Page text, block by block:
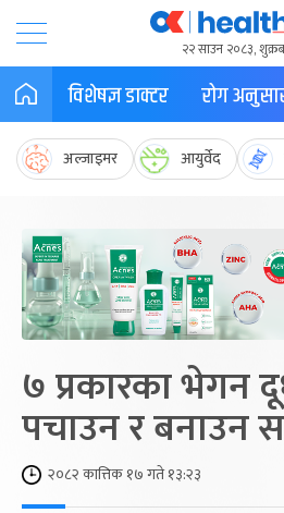
२२ साउन २०८३,
विशेषज्ञ डाक्टर रोग
अल्जाइमर आयुर्वेद
७ प्रकारका भेगन
पचाउन र बनाउन
२०८२ कात्तिक १७ गते १३:२३